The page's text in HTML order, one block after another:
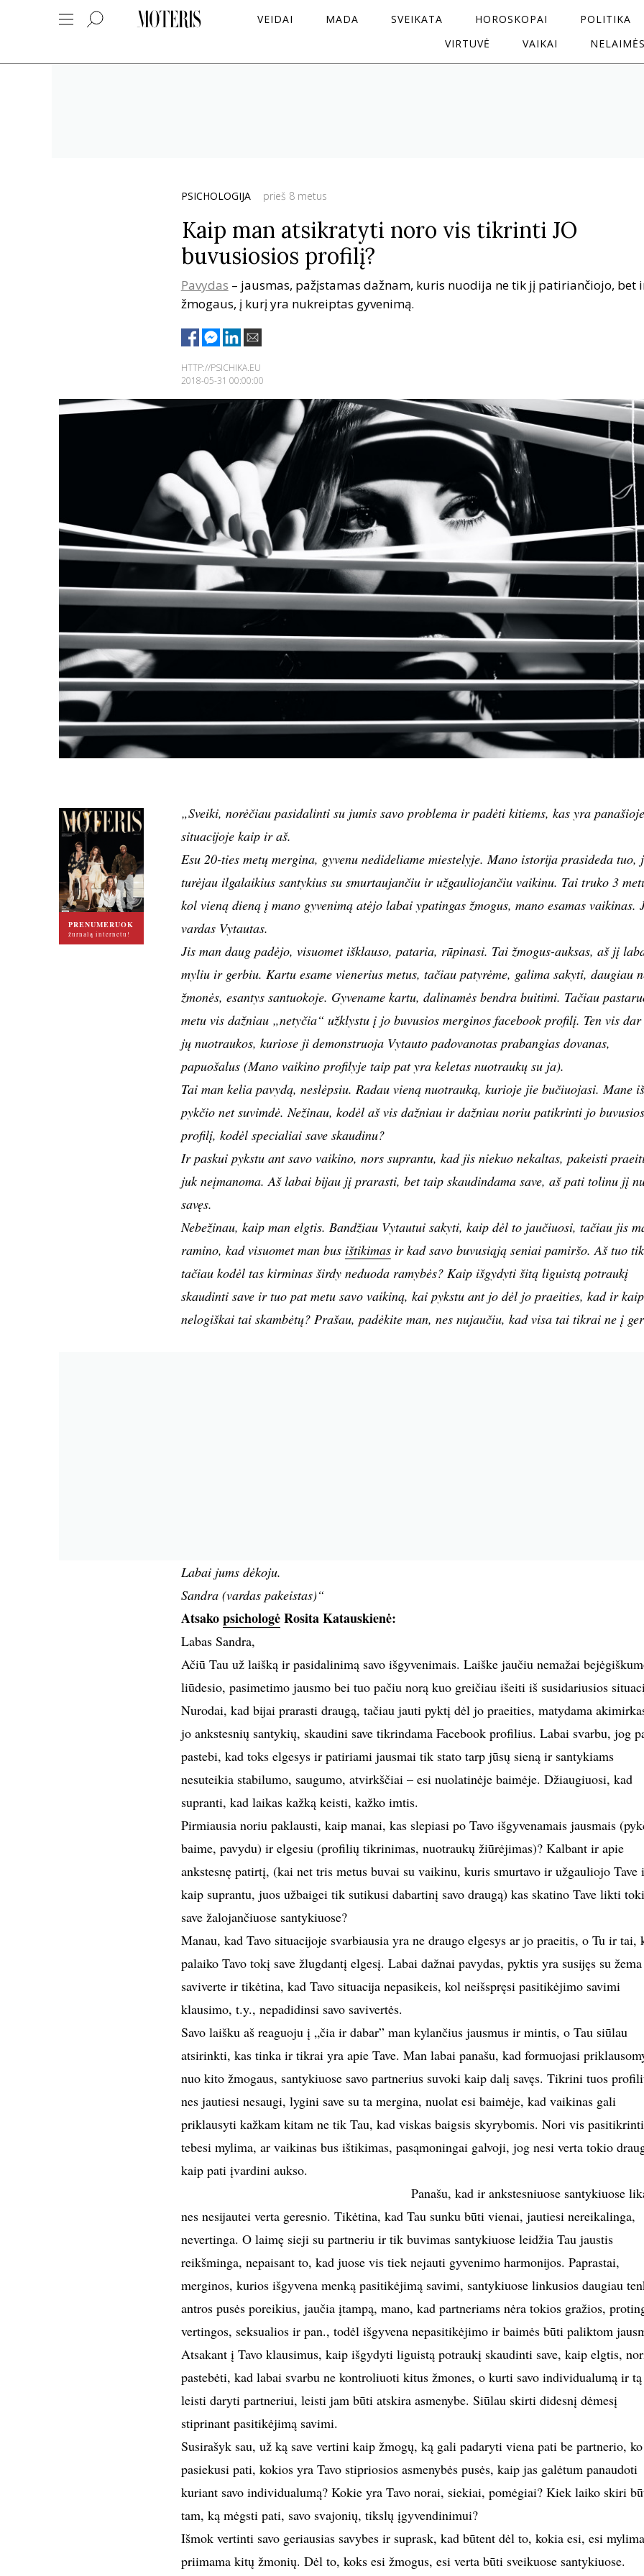
VEIDAI MADA SVEIKATA HOROSKOPAI
POLITIKA
VIRTUVĖ
VAIKAI
PSICHOLOGIJA prieš 8 metus
Kaip man atsikratyti noro vis tikrinti JO
buvusiosios profilį?
Pavydas – jausmas, pažįstamas dažnam, kuris nuodija ne tik jį patiriančiojo, bet
žmogaus, į kurį yra nukreiptas gyvenimą.
HTTP://PSICHIKA.EU
2018-05-31 00:00:00
PRENUMERUOK
žurnalą internetu!
„Sveiki, norėčiau pasidalinti su jumis savo problema ir padėti kitiems, kas yra panašioje
situacijoje kaip ir aš.
Esu 20-ties metų mergina, gyvenu nedideliame miestelyje. Mano istorija prasideda tuo,
turėjau ilgalaikius santykius su smurtaujančiu ir užgauliojančiu vaikinu. Tai truko 3
kol vieną dieną į mano gyvenimą atėjo labai ypatingas žmogus, mano esamas vaikinas.
vardas Vytautas.
Jis man daug padėjo, visuomet išklauso, pataria, rūpinasi. Tai žmogus-auksas, aš jį
myliu ir gerbiu. Kartu esame vienerius metus, tačiau patyrėme, galima sakyti, daugiau
žmonės, esantys santuokoje. Gyvename kartu, dalinamės bendra buitimi. Tačiau
metu vis dažniau „netyčia“ užklystu į jo buvusios merginos facebook profilį. Ten vis
jų nuotraukos, kuriose ji demonstruoja Vytauto padovanotas prabangias dovanas,
papuošalus (Mano vaikino profilyje taip pat yra keletas nuotraukų su ja).
Tai man kelia pavydą, neslėpsiu. Radau vieną nuotrauką, kurioje jie bučiuojasi. Mane iš
pykčio net suvimdė. Nežinau, kodėl aš vis dažniau ir dažniau noriu patikrinti jo buvusios
profilį, kodėl specialiai save skaudinu?
Ir paskui pykstu ant savo vaikino, nors suprantu, kad jis niekuo nekaltas, pakeisti
juk neįmanoma. Aš labai bijau jį prarasti, bet taip skaudindama save, aš pati tolinu jį
savęs.
Nebežinau, kaip man elgtis. Bandžiau Vytautui sakyti, kaip dėl to jaučiuosi, tačiau jis
ramino, kad visuomet man bus ištikimasir kad savo buvusiąją seniai pamiršo. Aš tuo
tačiau kodėl tas kirminas širdy neduoda ramybės? Kaip išgydyti šitą liguistą potraukį
skaudinti save ir tuo pat metu savo vaikiną, kai pykstu ant jo dėl jo praeities, kad ir kaip
nelogiškai tai skambėtų? Prašau, padėkite man, nes nujaučiu, kad visa tai tikrai ne į
Labai jums dėkoju.
Sandra (vardas pakeistas)“
AtsakopsichologėRosita Katauskienė:
Labas Sandra,
Ačiū Tau už laišką ir pasidalinimą savo išgyvenimais. Laiške jaučiu nemažai
liūdesio, pasimetimo jausmo bei tuo pačiu norą kuo greičiau išeiti iš susidariusios
Nurodai, kad bijai prarasti draugą, tačiau jauti pyktį dėl jo praeities, matydama
jo ankstesnių santykių, skaudini save tikrindama Facebook profilius. Labai svarbu, jog
pastebi, kad toks elgesys ir patiriami jausmai tik stato tarp jūsų sieną ir santykiams
nesuteikia stabilumo, saugumo, atvirkščiai – esi nuolatinėje baimėje. Džiaugiuosi, kad
supranti, kad laikas kažką keisti, kažko imtis.
Pirmiausia noriu paklausti, kaip manai, kas slepiasi po Tavo išgyvenamais jausmais
baime, pavydu) ir elgesiu (profilių tikrinimas, nuotraukų žiūrėjimas)? Kalbant ir apie
ankstesnę patirtį, (kai net tris metus buvai su vaikinu, kuris smurtavo ir užgauliojo Tave
kaip suprantu, juos užbaigei tik sutikusi dabartinį savo draugą) kas skatino Tave likti
save žalojančiuose santykiuose?
Manau, kad Tavo situacijoje svarbiausia yra ne draugo elgesys ar jo praeitis, o Tu ir tai,
palaiko Tavo tokį save žlugdantį elgesį. Labai dažnai pavydas, pyktis yra susijęs su žema
saviverte ir tikėtina, kad Tavo situacija nepasikeis, kol neišspręsi pasitikėjimo savimi
klausimo, t.y., nepadidinsi savo savivertės.
Savo laišku aš reaguoju į „čia ir dabar” man kylančius jausmus ir mintis, o Tau siūlau
atsirinkti, kas tinka ir tikrai yra apie Tave. Man labai panašu, kad formuojasi
nuo kito žmogaus, santykiuose savo partnerius suvoki kaip dalį savęs. Tikrini tuos
nes jautiesi nesaugi, lygini save su ta mergina, nuolat esi baimėje, kad vaikinas gali
priklausyti kažkam kitam ne tik Tau, kad viskas baigsis skyrybomis. Nori vis
tebesi mylima, ar vaikinas bus ištikimas, pasąmoningai galvoji, jog nesi verta tokio
kaip pati įvardini aukso.
Panašu, kad ir ankstesniuose santykiuose
nes nesijautei verta geresnio. Tikėtina, kad Tau sunku būti vienai, jautiesi nereikalinga,
nevertinga. O laimę sieji su partneriu ir tik buvimas santykiuose leidžia Tau jaustis
reikšminga, nepaisant to, kad juose vis tiek nejauti gyvenimo harmonijos. Paprastai,
merginos, kurios išgyvena menką pasitikėjimą savimi, santykiuose linkusios daugiau
antros pusės poreikius, jaučia įtampą, mano, kad partneriams nėra tokios gražios,
vertingos, seksualios ir pan., todėl išgyvena nepasitikėjimo ir baimės būti paliktom
Atsakant į Tavo klausimus, kaip išgydyti liguistą potraukį skaudinti save, kaip elgtis,
pastebėti, kad labai svarbu ne kontroliuoti kitus žmones, o kurti savo individualumą ir
leisti daryti partneriui, leisti jam būti atskira asmenybe. Siūlau skirti didesnį dėmesį
stiprinant pasitikėjimą savimi.
Susirašyk sau, už ką save vertini kaip žmogų, ką gali padaryti viena pati be partnerio,
pasiekusi pati, kokios yra Tavo stipriosios asmenybės pusės, kaip jas galėtum panaudoti
kuriant savo individualumą? Kokie yra Tavo norai, siekiai, pomėgiai? Kiek laiko skiri
tam, ką mėgsti pati, savo svajonių, tikslų įgyvendinimui?
Išmok vertinti savo geriausias savybes ir suprask, kad būtent dėl to, kokia esi, esi
priimama kitų žmonių. Dėl to, koks esi žmogus, esi verta būti sveikuose santykiuose.